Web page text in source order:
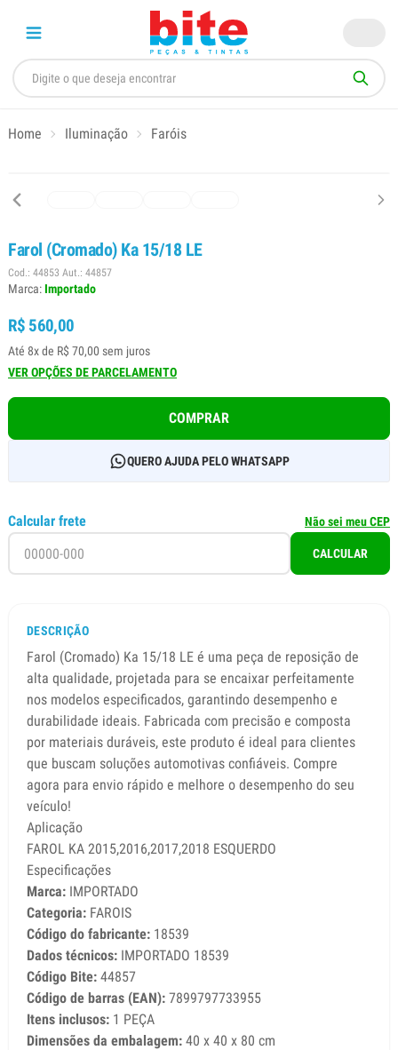
Home Iluminação Faróis
Farol (Cromado) Ka 15/18 LE
Cod.: 44853 Aut.: 44857
Marca:Importado
R$ 560,00
Até 8x de R$ 70,00 sem juros
VER OPÇÕES DE PARCELAMENTO
COMPRAR
QUERO AJUDA PELO WHATSAPP
Calcular frete Não sei meu CEP
CALCULAR
DESCRIÇÃO
Farol (Cromado) Ka 15/18 LE é uma peça de reposição de
alta qualidade, projetada para se encaixar perfeitamente
nos modelos especificados, garantindo desempenho e
durabilidade ideais. Fabricada com precisão e composta
por materiais duráveis, este produto é ideal para clientes
que buscam soluções automotivas confiáveis. Compre
agora para envio rápido e melhore o desempenho do seu
veículo!
Aplicação
FAROL KA 2015,2016,2017,2018 ESQUERDO
Especificações
Marca: IMPORTADO
Categoria: FAROIS
Código do fabricante: 18539
Dados técnicos: IMPORTADO 18539
Código Bite: 44857
Código de barras (EAN): 7899797733955
Itens inclusos: 1 PEÇA
Dimensões da embalagem: 40 x 40 x 80 cm